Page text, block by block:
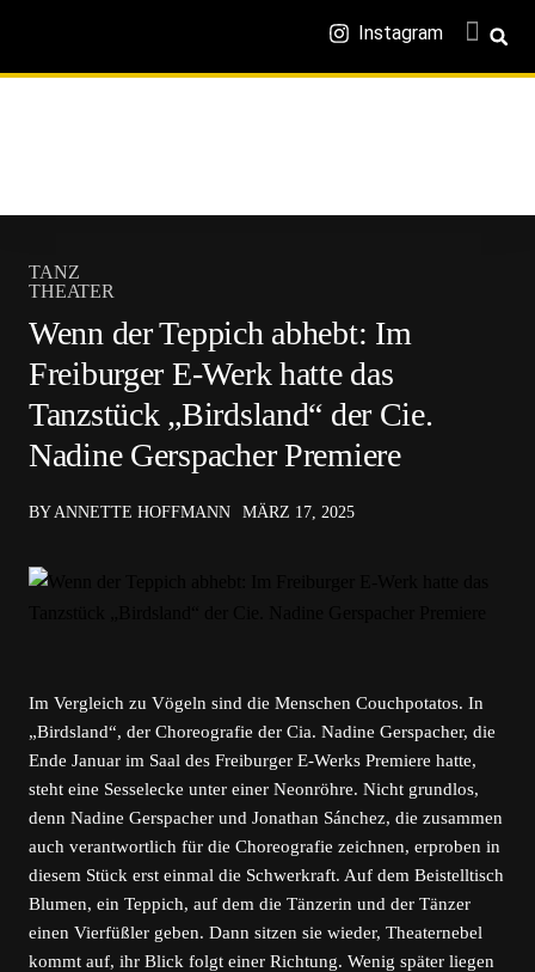
Instagram
TANZ
THEATER
Wenn der Teppich abhebt: Im
Freiburger E-Werk hatte das
Tanzstück „Birdsland“ der Cie.
Nadine Gerspacher Premiere
BY ANNETTE HOFFMANN MÄRZ 17, 2025
Im Vergleich zu Vögeln sind die Menschen Couchpotatos. In
„Birdsland“, der Choreografie der Cia. Nadine Gerspacher, die
Ende Januar im Saal des Freiburger E-Werks Premiere hatte,
steht eine Sesselecke unter einer Neonröhre. Nicht grundlos,
denn Nadine Gerspacher und Jonathan Sánchez, die zusammen
auch verantwortlich für die Choreografie zeichnen, erproben in
diesem Stück erst einmal die Schwerkraft. Auf dem Beistelltisch
Blumen, ein Teppich, auf dem die Tänzerin und der Tänzer
einen Vierfüßler geben. Dann sitzen sie wieder, Theaternebel
kommt auf, ihr Blick folgt einer Richtung. Wenig später liegen